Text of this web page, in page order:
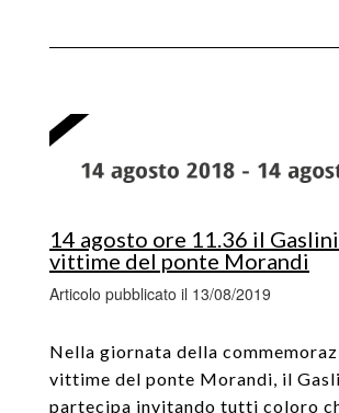
14 agosto ore 11.36 il
vittime del ponte Morandi
Articolo pubblicato il 13/08/2019
Nella giornata della
vittime del ponte Morandi, il
partecipa invitando tutti coloro